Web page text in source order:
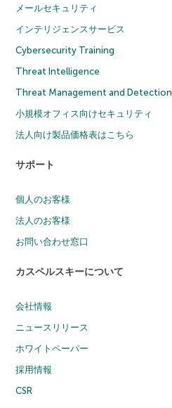
メールセキュリティ
インテリジェンスサービス
Cybersecurity Training
Threat Intelligence
Threat Management and Detection
小規模オフィス向けセキュリティ
法人向け製品価格表はこちら
サポート
個人のお客様
法人のお客様
お問い合わせ窓口
カスペルスキーについて
会社情報
ニュースリリース
ホワイトペーパー
採用情報
CSR